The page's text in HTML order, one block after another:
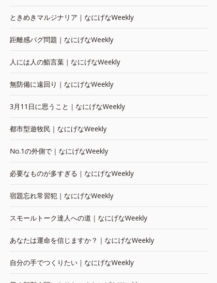
ときめきマルジナリア｜なにげなWeekly
距離感バグ問題｜なにげなWeekly
人には人の鮨言葉｜なにげなWeekly
無防備に遠回り｜なにげなWeekly
3月11日に思うこと｜なにげなWeekly
都市型遊牧民｜なにげなWeekly
No.1の外側で｜なにげなWeekly
必要なものが多すぎる｜なにげなWeekly
宿題忘れ常習犯｜なにげなWeekly
スモールトーク達人への道｜なにげなWeekly
あなたは運命を信じますか？｜なにげなWeekly
自分の手でつくりたい｜なにげなWeekly